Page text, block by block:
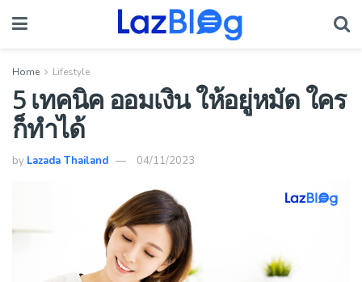
Home Lifestyle
5 เทคนิค ออมเงิน ให้อยู่หมัด ใคร
ก็ทำได้
by Lazada Thailand 04/11/2023